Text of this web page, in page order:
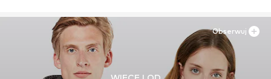
Obserwuj